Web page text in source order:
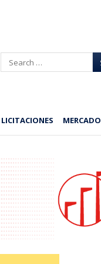
Search
LICITACIONES MERCADO